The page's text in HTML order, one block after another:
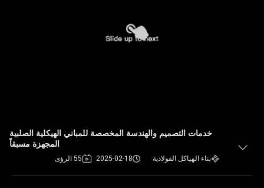
خدمات التصميم والهندسة المخصصة للمباني الهيكلية الصلبية
المجهزة مسبقاً
بناء الهياكل الفولاذية 2025-02-18 55 الرؤى